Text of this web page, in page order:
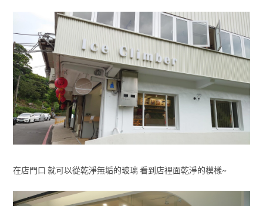
在店門口 就可以從乾淨無垢的玻璃 看到店裡面乾淨的模樣~